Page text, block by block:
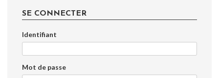
SE CONNECTER
Identifiant
Mot de passe